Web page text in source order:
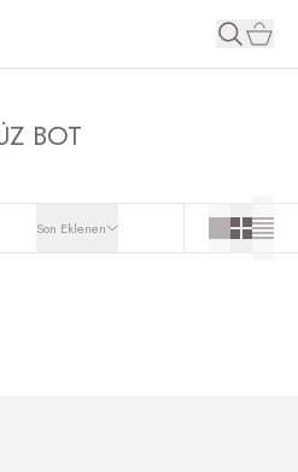
BOT
Son Eklenen